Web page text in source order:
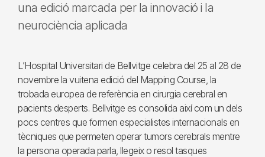
una edició marcada per la innovació i la
neurociència aplicada
L’Hospital Universitari de Bellvitge celebra del 25 al 28 de
novembre la vuitena edició del Mapping Course, la
trobada europea de referència en cirurgia cerebral en
pacients desperts. Bellvitge es consolida així com un dels
pocs centres que formen especialistes internacionals en
tècniques que permeten operar tumors cerebrals mentre
la persona operada parla, llegeix o resol tasques